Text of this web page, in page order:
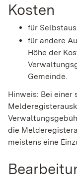
Kosten
für
für andere
Höhe der
Gemeinde.
Hinweis: Bei
die
meistens eine